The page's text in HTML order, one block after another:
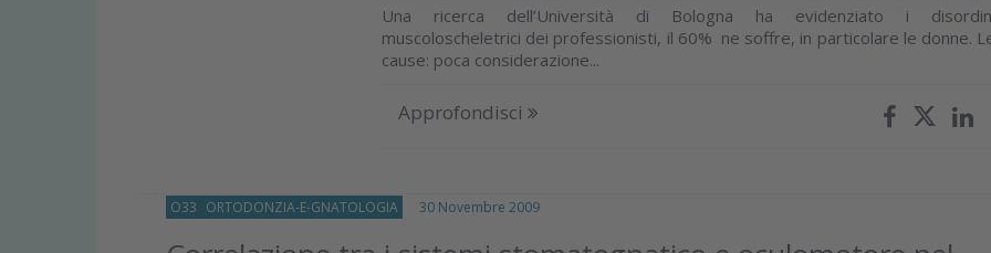
Una ricerca dell’Università di Bologna ha evidenziato i
muscoloscheletrici dei professionisti, il 60% ne soffre, in particolare le donne.
cause: poca considerazione...
Approfondisci
O33 ORTODONZIA-E-GNATOLOGIA 30 Novembre 2009